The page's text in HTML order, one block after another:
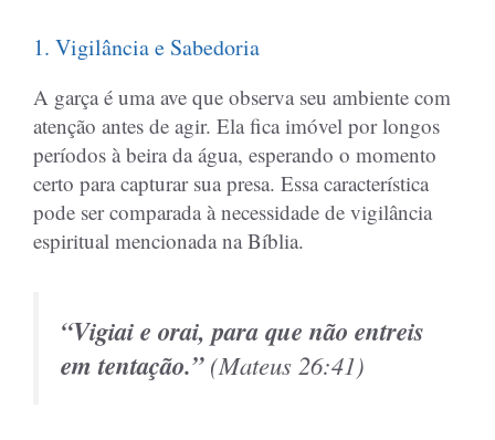
1. Vigilância e Sabedoria
A garça é uma ave que observa seu ambiente com
atenção antes de agir. Ela fica imóvel por longos
períodos à beira da água, esperando o momento
certo para capturar sua presa. Essa característica
pode ser comparada à necessidade de vigilância
espiritual mencionada na Bíblia.
“Vigiai e orai, para que não entreis
em tentação.”(Mateus 26:41)